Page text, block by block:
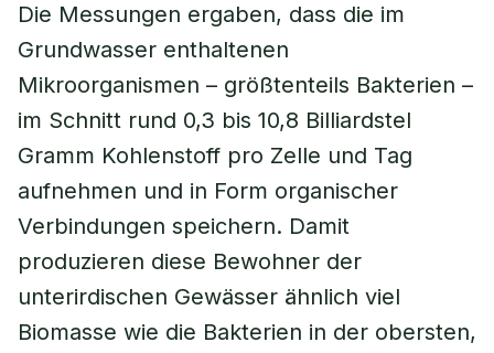
Die Messungen ergaben, dass die im
Grundwasser enthaltenen
Mikroorganismen – größtenteils Bakterien –
im Schnitt rund 0,3 bis 10,8 Billiardstel
Gramm Kohlenstoff pro Zelle und Tag
aufnehmen und in Form organischer
Verbindungen speichern. Damit
produzieren diese Bewohner der
unterirdischen Gewässer ähnlich viel
Biomasse wie die Bakterien in der obersten,